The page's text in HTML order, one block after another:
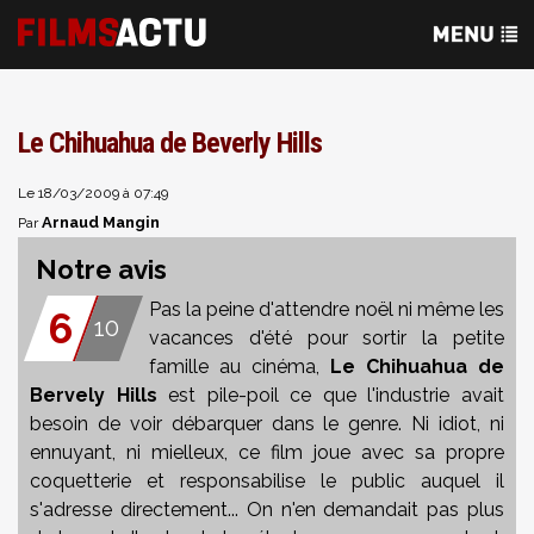
Le Chihuahua de Beverly Hills
Le 18/03/2009 à 07:49
ParArnaud Mangin
Notre avis
6 10
Pas la peine d'attendre noël ni même les
vacances d'été pour sortir la petite
famille au cinéma, Le Chihuahua de
Bervely Hills est pile-poil ce que l'industrie avait
besoin de voir débarquer dans le genre. Ni idiot, ni
ennuyant, ni mielleux, ce film joue avec sa propre
coquetterie et responsabilise le public auquel il
s'adresse directement... On n'en demandait pas plus